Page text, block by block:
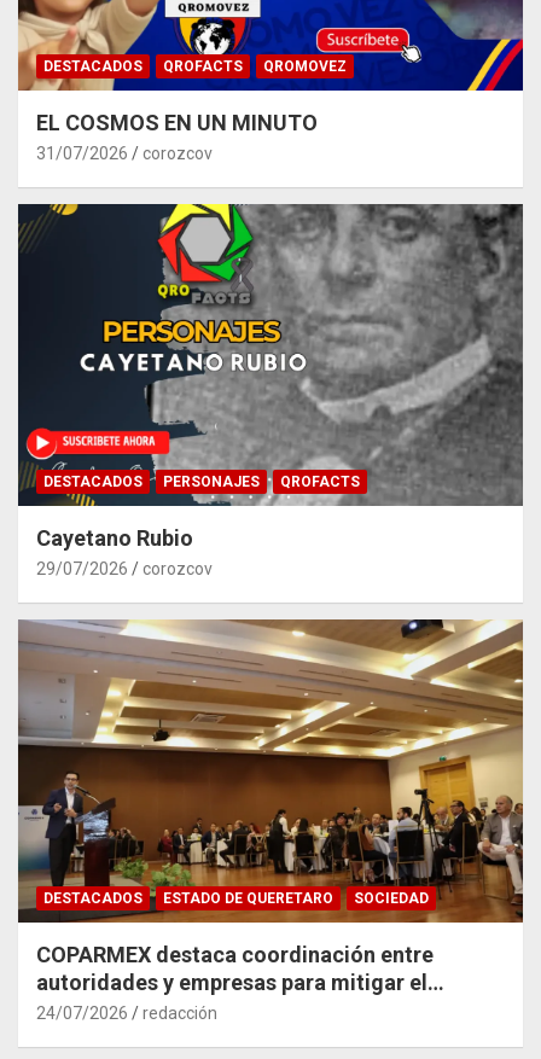
DESTACADOS QROFACTS QROMOVEZ
EL COSMOS EN UN MINUTO
31/07/2026 corozcov
DESTACADOS PERSONAJES QROFACTS
Cayetano Rubio
29/07/2026 corozcov
DESTACADOS ESTADO DE QUERETARO SOCIEDAD
COPARMEX destaca coordinación entre
autoridades y empresas para mitigar el
impacto del Tren México–Querétaro
24/07/2026 redacción